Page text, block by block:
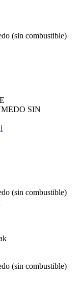
(sin combustible)
SIN
i
(sin combustible)
(sin combustible)